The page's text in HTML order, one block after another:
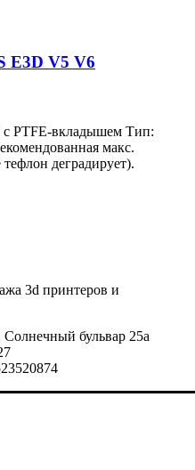
E3D V5 V6
PTFE‑вкладышем Тип:
макс.
деградирует).
3d принтеров и
бульвар 25а